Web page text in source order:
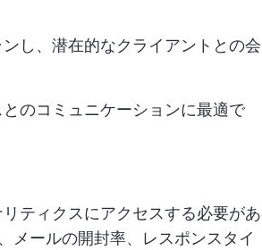
し、潜在的なクライアントとの会
のコミュニケーションに最適で
ティクスにアクセスする必要があ
メールの開封率、レスポンスタイ